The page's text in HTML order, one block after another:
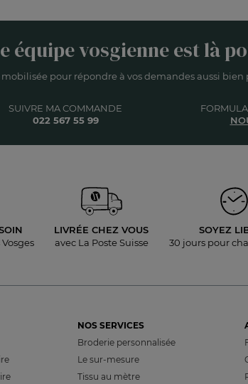
équipe vosgienne est là
pour répondre à vos demandes aussi
SUIVRE MA COMMANDE
022 567 55 99
LIVRÉE CHEZ VOUS
avec La Poste Suisse
SOYEZ
30 jours pour
NOS SERVICES
Broderie personnalisée
Le sur-mesure
Tissu au mètre